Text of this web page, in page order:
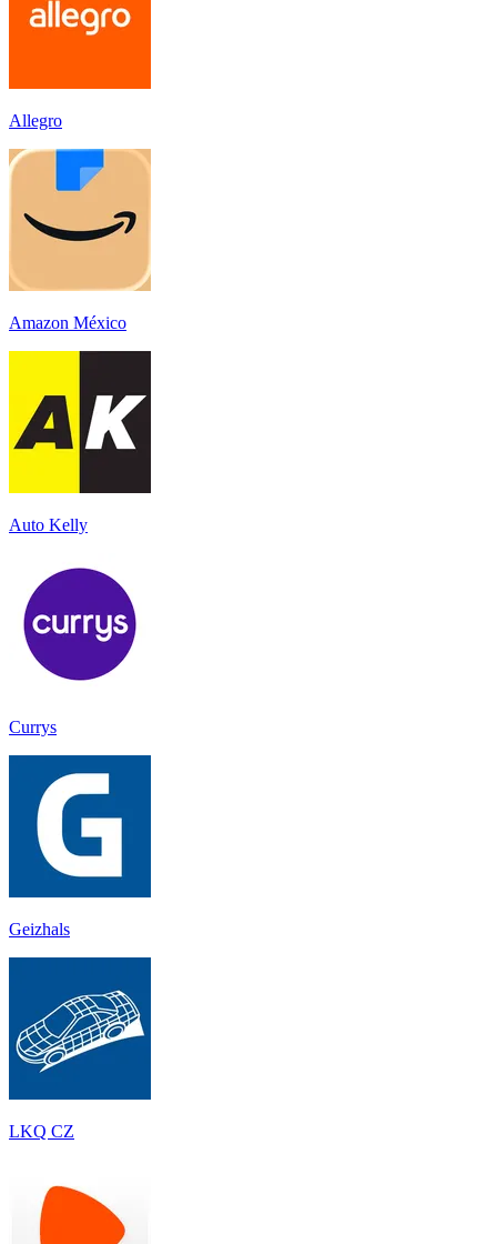
Allegro
Amazon México
Auto Kelly
Currys
Geizhals
LKQ CZ